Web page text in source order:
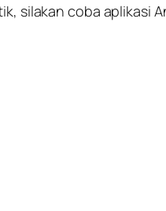
silakan coba aplikasi